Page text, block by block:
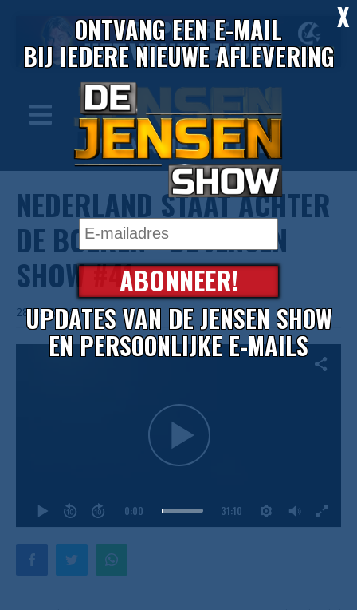
NEDERLAND STAAT ACHTER
DE BOEREN - DE JENSEN
SHOW #41
28/04/2026
0:00 31:10
X
ONTVANG EEN E-MAIL
BIJ IEDERE NIEUWE AFLEVERING
ABONNEER!
UPDATES VAN DE JENSEN SHOW
EN PERSOONLIJKE E-MAILS